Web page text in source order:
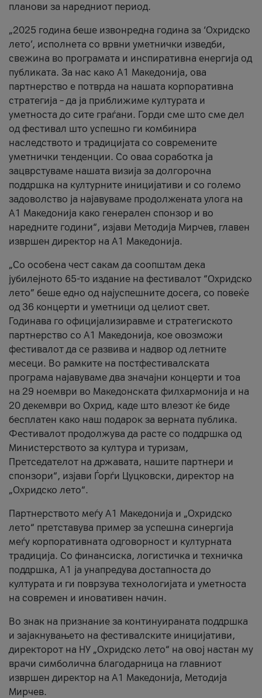
планови за наредниот период.
„2025 година беше извонредна година за ‘Охридско
лето’, исполнета со врвни уметнички изведби,
свежина во програмата и инспиративна енергија од
публиката. За нас како A1 Македонија, ова
партнерство е потврда на нашата корпоративна
стратегија – да ја приближиме културата и
уметноста до сите граѓани. Горди сме што сме дел
од фестивал што успешно ги комбинира
наследството и традицијата со современите
уметнички тенденции. Со оваа соработка ја
зацврстуваме нашата визија за долгорочна
поддршка на културните иницијативи и со големо
задоволство ја најавуваме продолжената улога на
A1 Македонија како генерален спонзор и во
наредните години“, изјави Методија Мирчев, главен
извршен директор на A1 Македонија.
„Со особена чест сакам да соопштам дека
јубилејното 65-то издание на фестивалот “Охридско
лето” беше едно од најуспешните досега, со повеќе
од 36 концерти и уметници од целиот свет.
Годинава го официјализиравме и стратегиското
партнерство со А1 Македонија, кое овозможи
фестивалот да се развива и надвор од летните
месеци. Во рамките на постфестивалската
програма најавуваме два значајни концерти и тоа
на 29 ноември во Македонската филхармонија и на
20 декември во Охрид, каде што влезот ќе биде
бесплатен како наш подарок за верната публика.
Фестивалот продолжува да расте со поддршка од
Министерството за култура и туризам,
Претседателот на државата, нашите партнери и
спонзори“, изјави Ѓорѓи Цуцковски, директор на
„Охридско лето“.
Партнерството меѓу A1 Македонија и „Охридско
лето“ претставува пример за успешна синергија
меѓу корпоративната одговорност и културната
традиција. Со финансиска, логистичка и техничка
поддршка, A1 ја унапредува достапноста до
културата и ги поврзува технологијата и уметноста
на современ и иновативен начин.
Во знак на признание за континуираната поддршка
и зајакнувањето на фестивалските иницијативи,
директорот на НУ „Охридско лето“ на овој настан му
врачи симболична благодарница на главниот
извршен директор на A1 Македонија, Методија
Мирчев.